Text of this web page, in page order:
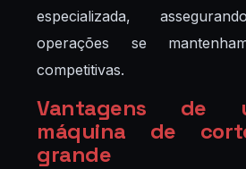
especializada,
operações se
competitivas.
Vantagens de
máquina de
grande